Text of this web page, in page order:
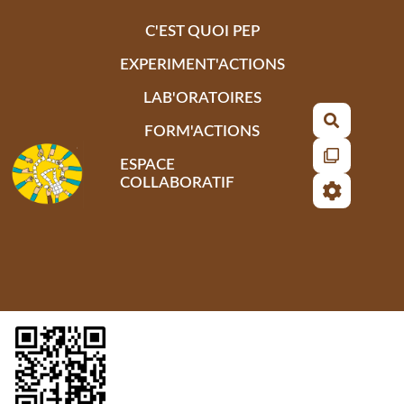
C'EST QUOI PEP
EXPERIMENT'ACTIONS
LAB'ORATOIRES
FORM'ACTIONS
ESPACE
COLLABORATIF